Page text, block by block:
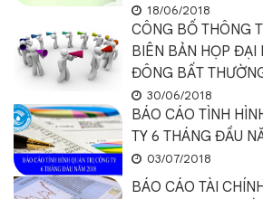
18/06/2018
CÔNG BỐ THÔNG
BIÊN BẢN HỌP ĐẠI
ĐÔNG BẤT
30/06/2018
BÁO CÁO TÌNH
TY 6 THÁNG ĐẦU
03/07/2018
BÁO CÁO TÀI